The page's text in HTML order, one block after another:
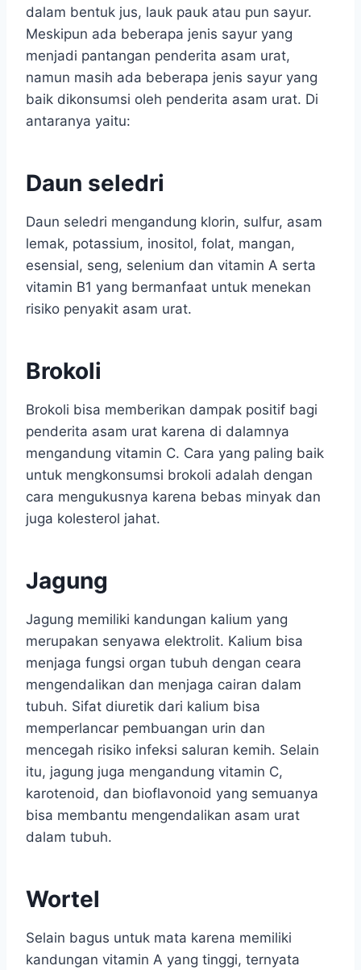
dalam bentuk jus, lauk pauk atau pun sayur.
Meskipun ada beberapa jenis sayur yang
menjadi pantangan penderita asam urat,
namun masih ada beberapa jenis sayur yang
baik dikonsumsi oleh penderita asam urat. Di
antaranya yaitu:
Daun seledri
Daun seledri mengandung klorin, sulfur, asam
lemak, potassium, inositol, folat, mangan,
esensial, seng, selenium dan vitamin A serta
vitamin B1 yang bermanfaat untuk menekan
risiko penyakit asam urat.
Brokoli
Brokoli bisa memberikan dampak positif bagi
penderita asam urat karena di dalamnya
mengandung vitamin C. Cara yang paling baik
untuk mengkonsumsi brokoli adalah dengan
cara mengukusnya karena bebas minyak dan
juga kolesterol jahat.
Jagung
Jagung memiliki kandungan kalium yang
merupakan senyawa elektrolit. Kalium bisa
menjaga fungsi organ tubuh dengan ceara
mengendalikan dan menjaga cairan dalam
tubuh. Sifat diuretik dari kalium bisa
memperlancar pembuangan urin dan
mencegah risiko infeksi saluran kemih. Selain
itu, jagung juga mengandung vitamin C,
karotenoid, dan bioflavonoid yang semuanya
bisa membantu mengendalikan asam urat
dalam tubuh.
Wortel
Selain bagus untuk mata karena memiliki
kandungan vitamin A yang tinggi, ternyata